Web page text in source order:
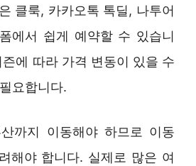
클룩, 카카오톡 톡딜, 나투어
에서 쉽게 예약할 수 있습니
에 따라 가격 변동이 있을 수
요합니다.
까지 이동해야 하므로 이동
해야 합니다. 실제로 많은 여